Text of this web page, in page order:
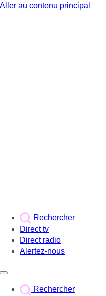
Aller au contenu principal
Rechercher
Direct tv
Direct radio
Alertez-nous
Rechercher